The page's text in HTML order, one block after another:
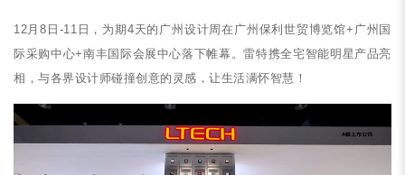
12月8日-11日，为期4天的广州设计周在广州保利世贸博览馆+广州国
际采购中心+南丰国际会展中心落下帷幕。雷特携全宅智能明星产品亮
相，与各界设计师碰撞创意的灵感，让生活满怀智慧！